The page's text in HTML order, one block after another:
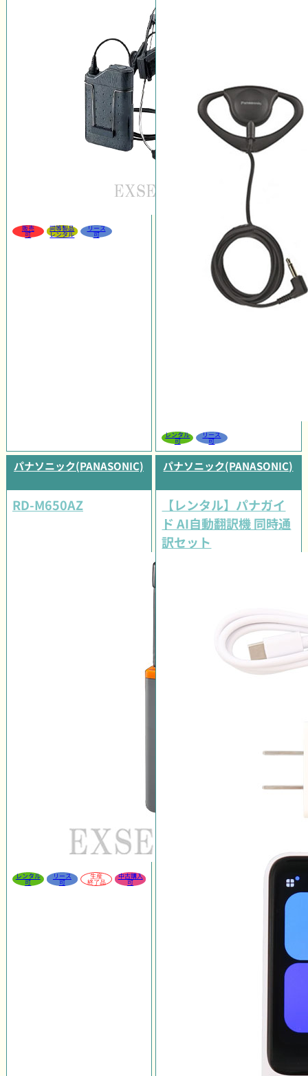
販売
可
同等製品
レンタル
リース
可
レンタル
可
リース
可
パナソニック(PANASONIC)
RD-M650AZ
レンタル
可
リース
可
生産
終了品
中古購入
可
パナソニック(PANASONIC)
【レンタル】パナガイ
ド AI自動翻訳機 同時通
訳セット